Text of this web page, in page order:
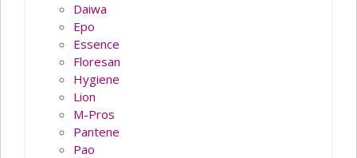
Daiwa
Epo
Essence
Floresan
Hygiene
Lion
M-Pros
Pantene
Pao